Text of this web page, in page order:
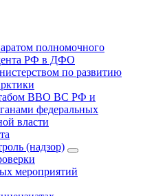
полномочного
РФ в ДФО
по развитию
ВВО ВС РФ и
федеральных
власти
(надзор)
мероприятий